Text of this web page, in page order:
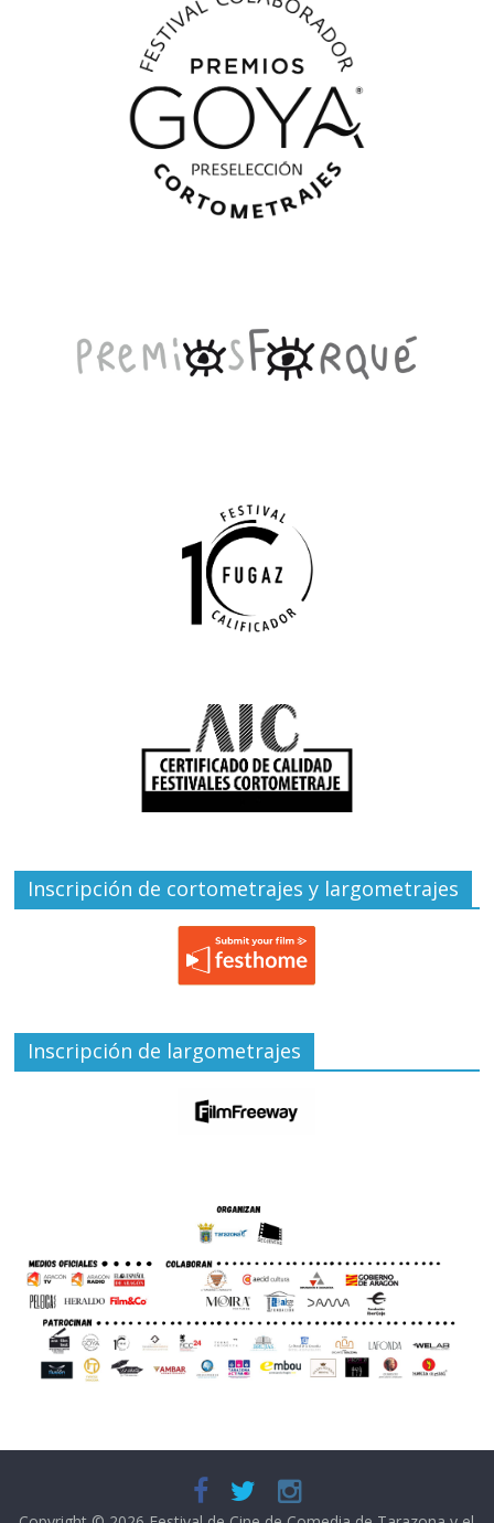
Inscripción de cortometrajes y largometrajes
Inscripción de largometrajes